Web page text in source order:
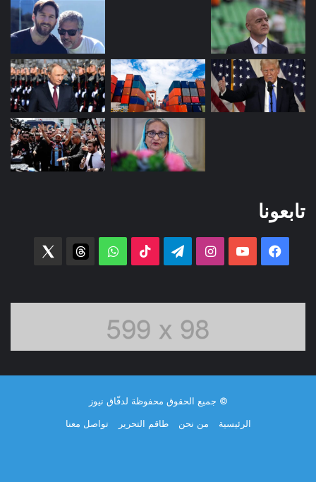
تابعونا
فيسبوك ‫YouTubeانستقرامتيلقرام ‫TikTok واتساب threads
© جميع الحقوق محفوظة لدفّاق نيوز
الرئيسية
من نحن طاقم التحرير تواصل معنا